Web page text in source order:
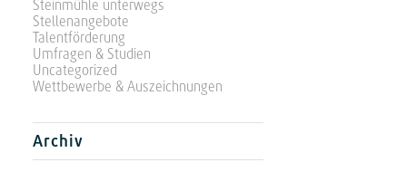
Steinmühle unterwegs
Stellenangebote
Talentförderung
Umfragen & Studien
Uncategorized
Wettbewerbe & Auszeichnungen
Archiv